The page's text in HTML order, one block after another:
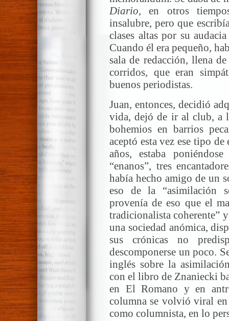
Diario, en otros
insalubre, pero que
clases altas por su
Cuando él era pequeño,
sala de redacción, llena
corridos, que eran
buenos periodistas.
Juan, entonces, decidió
vida, dejó de ir al club, a
bohemios en barrios
aceptó esta vez ese tipo
años, estaba
“enanos”, tres
había hecho amigo de un
eso de la “asimilación
provenía de eso que el
tradicionalista coherente”
una sociedad anómica,
sus crónicas no
descomponerse un poco.
inglés sobre la
con el libro de Znaniecki
en El Romano y en
columna se volvió viral en
como columnista, en lo